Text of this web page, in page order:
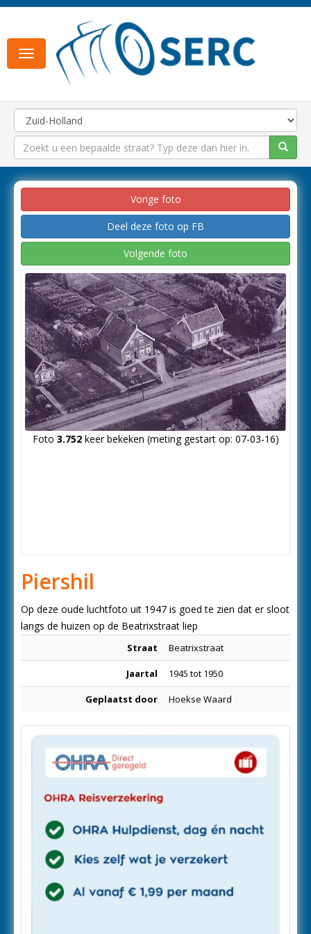
Toggle
navigation
Vorige foto
Deel deze foto op FB
Volgende foto
Foto 3.752keer bekeken (meting gestart op: 07-03-16)
Piershil
Op deze oude luchtfoto uit 1947 is goed te zien dat er sloot
langs de huizen op de Beatrixstraat liep
Straat Beatrixstraat
Jaartal 1945 tot 1950
Geplaatst door Hoekse Waard